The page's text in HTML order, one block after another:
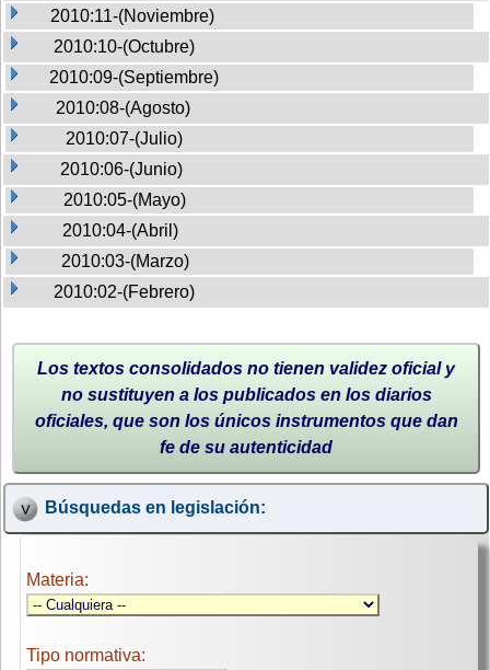
2010:11-(Noviembre)
2010:10-(Octubre)
2010:09-(Septiembre)
2010:08-(Agosto)
2010:07-(Julio)
2010:06-(Junio)
2010:05-(Mayo)
2010:04-(Abril)
2010:03-(Marzo)
2010:02-(Febrero)
Los textos consolidados no tienen validez oficial y
no sustituyen a los publicados en los diarios
oficiales, que son los únicos instrumentos que dan
fe de su autenticidad
Búsquedas en legislación:
Materia:
Tipo normativa: